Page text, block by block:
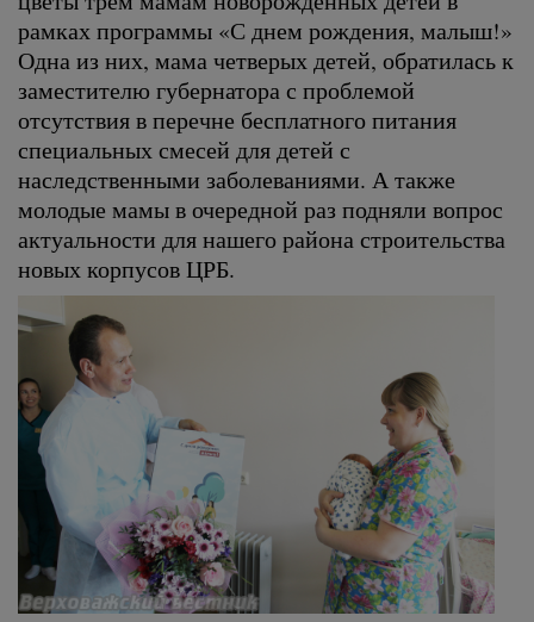
рамках программы «С днем рождения, малыш!»
Одна из них, мама четверых детей, обратилась к
заместителю губернатора с проблемой
отсутствия в перечне бесплатного питания
специальных смесей для детей с
наследственными заболеваниями. А также
молодые мамы в очередной раз подняли вопрос
актуальности для нашего района строительства
новых корпусов ЦРБ.